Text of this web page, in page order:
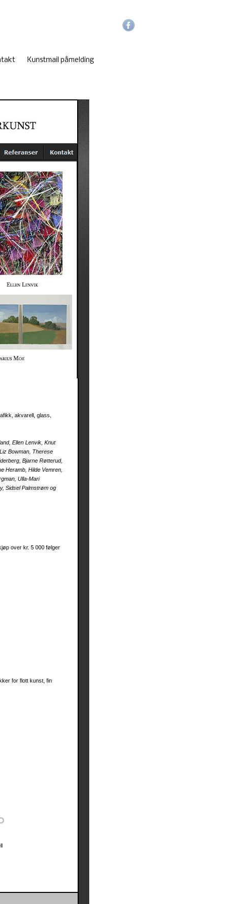
Kunstmail påmelding
akvarell, glass,
Ellen Lenvik, Knut
Bowman, Therese
Bjarne Røtterud,
Heramb, Hilde Vemren,
Ulla-Mari
Sidsel Palmstrøm og
over kr. 5 000 følger
for flott kunst, fin